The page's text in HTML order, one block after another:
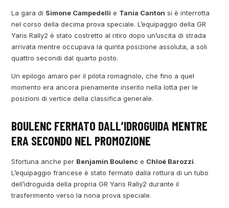
La gara di Simone Campedelli e Tania Canton si è interrotta
nel corso della decima prova speciale. L’equipaggio della GR
Yaris Rally2 è stato costretto al ritiro dopo un’uscita di strada
arrivata mentre occupava la quinta posizione assoluta, a soli
quattro secondi dal quarto posto.
Un epilogo amaro per il pilota romagnolo, che fino a quel
momento era ancora pienamente inserito nella lotta per le
posizioni di vertice della classifica generale.
BOULENC FERMATO DALL’IDROGUIDA MENTRE
ERA SECONDO NEL PROMOZIONE
Sfortuna anche per Benjamin Boulenc e Chloé Barozzi.
L’equipaggio francese è stato fermato dalla rottura di un tubo
dell’idroguida della propria GR Yaris Rally2 durante il
trasferimento verso la nona prova speciale.